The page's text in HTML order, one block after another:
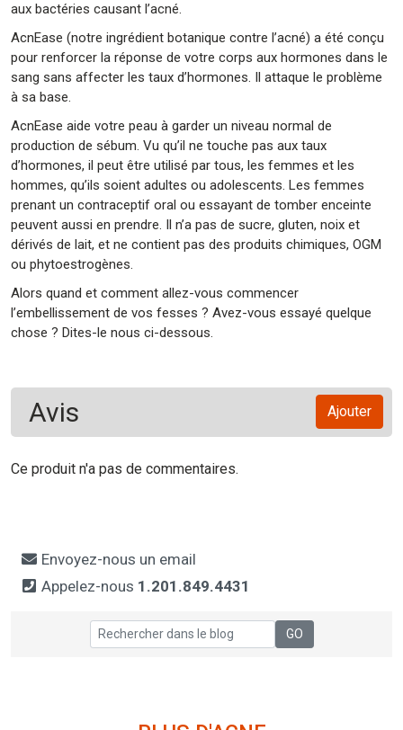
aux bactéries causant l’acné.
AcnEase (notre ingrédient botanique contre l’acné) a été conçu
pour renforcer la réponse de votre corps aux hormones dans le
sang sans affecter les taux d’hormones. Il attaque le problème
à sa base.
AcnEase aide votre peau à garder un niveau normal de
production de sébum. Vu qu’il ne touche pas aux taux
d’hormones, il peut être utilisé par tous, les femmes et les
hommes, qu’ils soient adultes ou adolescents. Les femmes
prenant un contraceptif oral ou essayant de tomber enceinte
peuvent aussi en prendre. Il n’a pas de sucre, gluten, noix et
dérivés de lait, et ne contient pas des produits chimiques, OGM
ou phytoestrogènes.
Alors quand et comment allez-vous commencer
l’embellissement de vos fesses ? Avez-vous essayé quelque
chose ? Dites-le nous ci-dessous.
Ajouter
Avis
Ce produit n'a pas de commentaires.
Envoyez-nous un email
Appelez-nous 1.201.849.4431